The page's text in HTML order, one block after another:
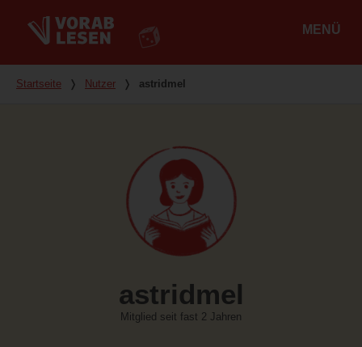
MENÜ
Du bist hier
Startseite ❭ Nutzer ❭ astridmel
astridmel
Mitglied seit fast 2 Jahren